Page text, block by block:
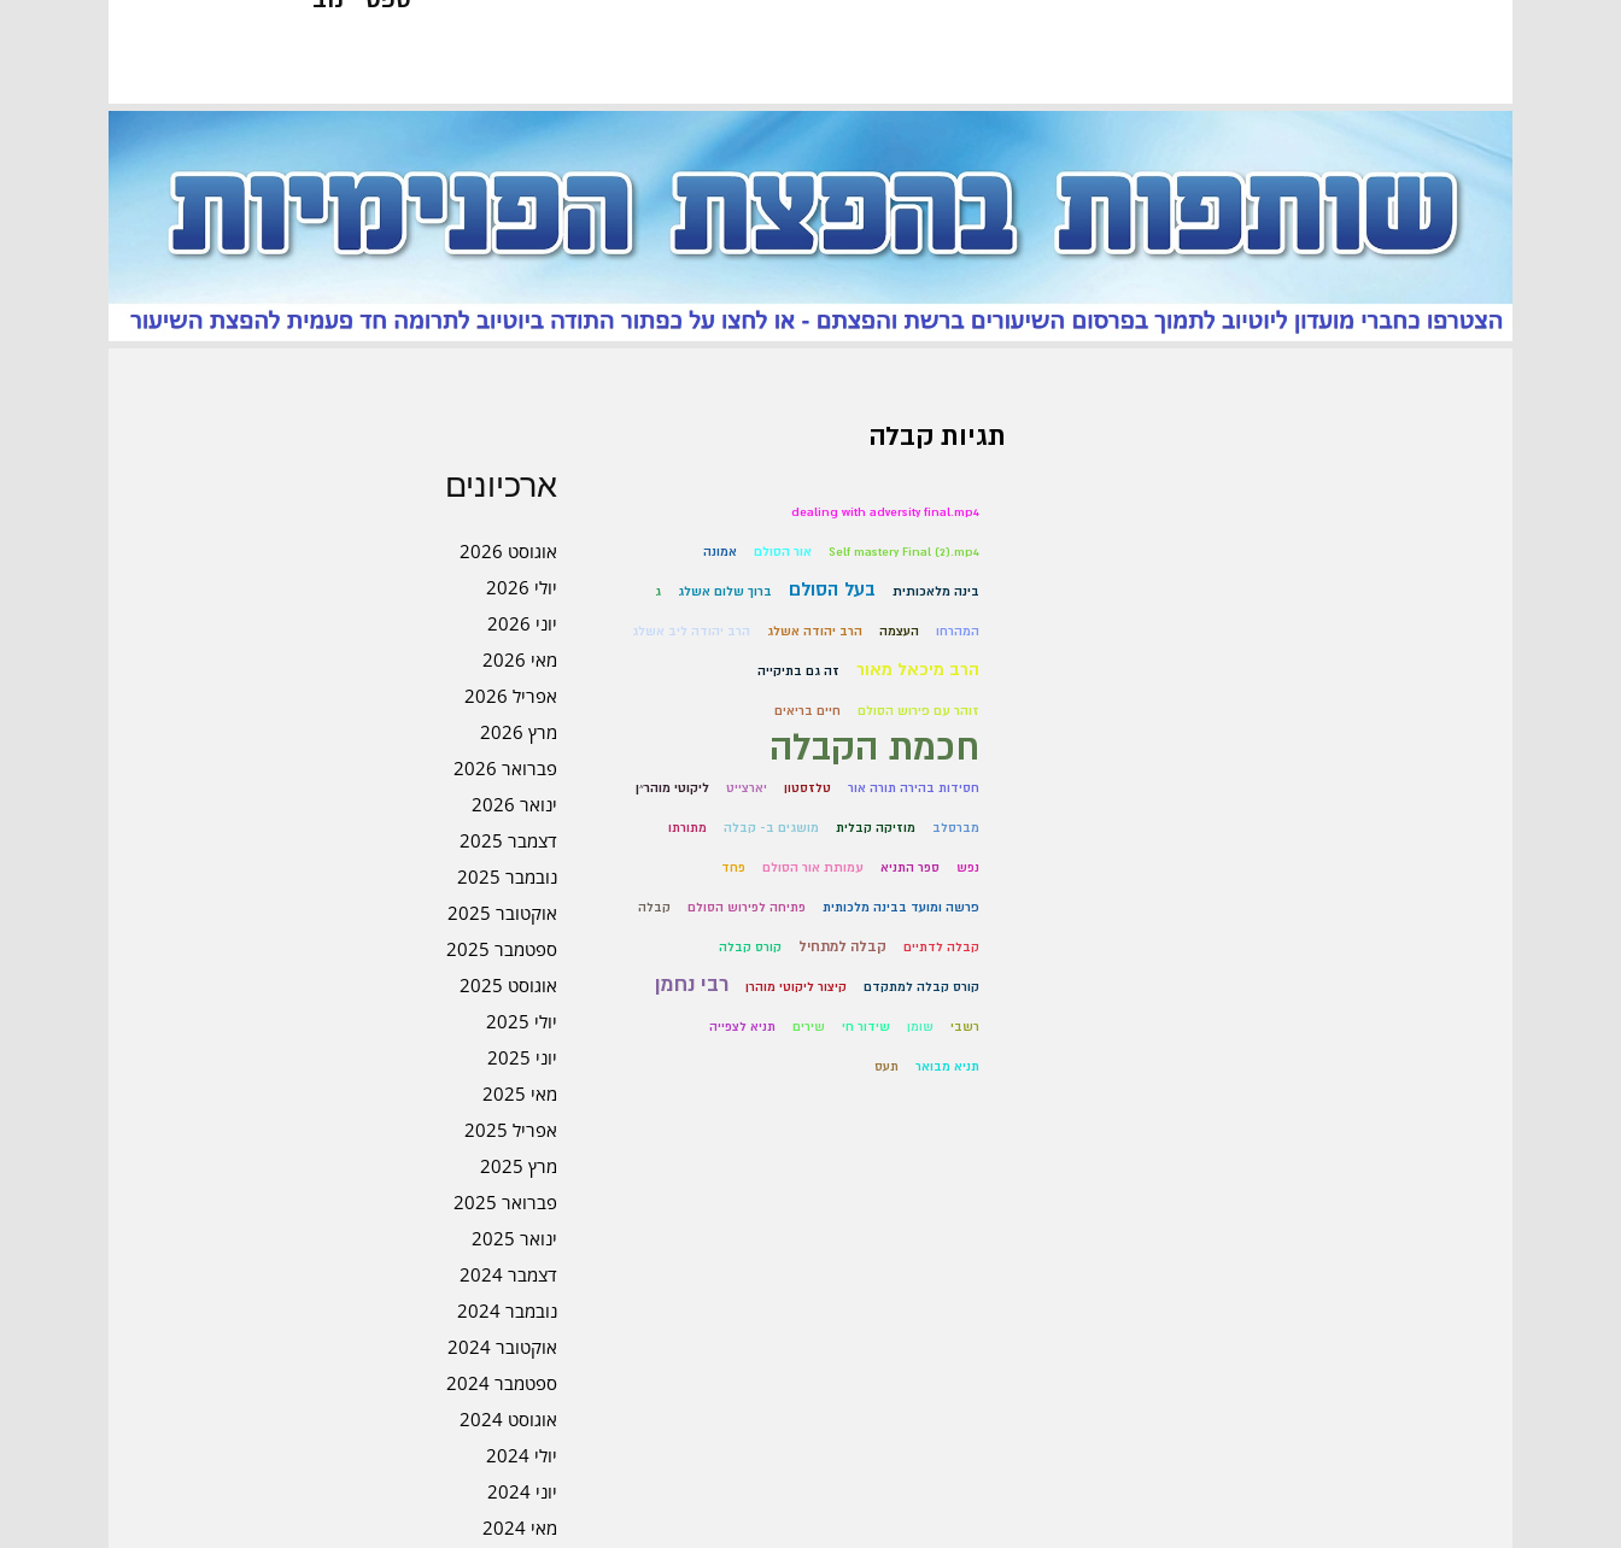
ארכיונים
אוגוסט 2026
יולי 2026
יוני 2026
מאי 2026
אפריל 2026
מרץ 2026
פברואר 2026
ינואר 2026
דצמבר 2025
נובמבר 2025
אוקטובר 2025
ספטמבר 2025
אוגוסט 2025
יולי 2025
יוני 2025
מאי 2025
אפריל 2025
מרץ 2025
פברואר 2025
ינואר 2025
דצמבר 2024
נובמבר 2024
אוקטובר 2024
ספטמבר 2024
אוגוסט 2024
יולי 2024
יוני 2024
מאי 2024
תגיות קבלה
dealing with adversity final.mp4
Self mastery Final (2).mp4 אור הסולם אמונה
בינה מלאכותית בעל הסולם ברוך שלום אשלג ג
המהרחו העצמה הרב יהודה אשלג הרב יהודה ליב אשלג
הרב מיכאל מאור זה גם בתיקייה
זוהר עם פירוש הסולם חיים בריאים
חכמת הקבלה
חסידות בהירה תורה אור טלזסטון יארצייט ליקוטי מוהר״ן
מברסלב מוזיקה קבלית מושגים ב- קבלה מתורתו
נפש ספר התניא עמותת אור הסולם פחד
פרשה ומועד בבינה מלכותית פתיחה לפירוש הסולם קבלה
קבלה לדתיים קבלה למתחיל קורס קבלה
קורס קבלה למתקדם קיצור ליקוטי מוהרן רבי נחמן
רשבי שומן שידור חי שירים תניא לצפייה
תניא מבואר תעס